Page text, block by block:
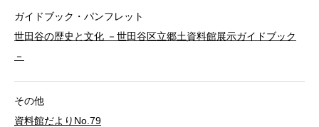
ガイドブック・パンフレット
世田谷の歴史と文化 －世田谷区立郷土資料館展示ガイドブック
－
その他
資料館だよりNo.79